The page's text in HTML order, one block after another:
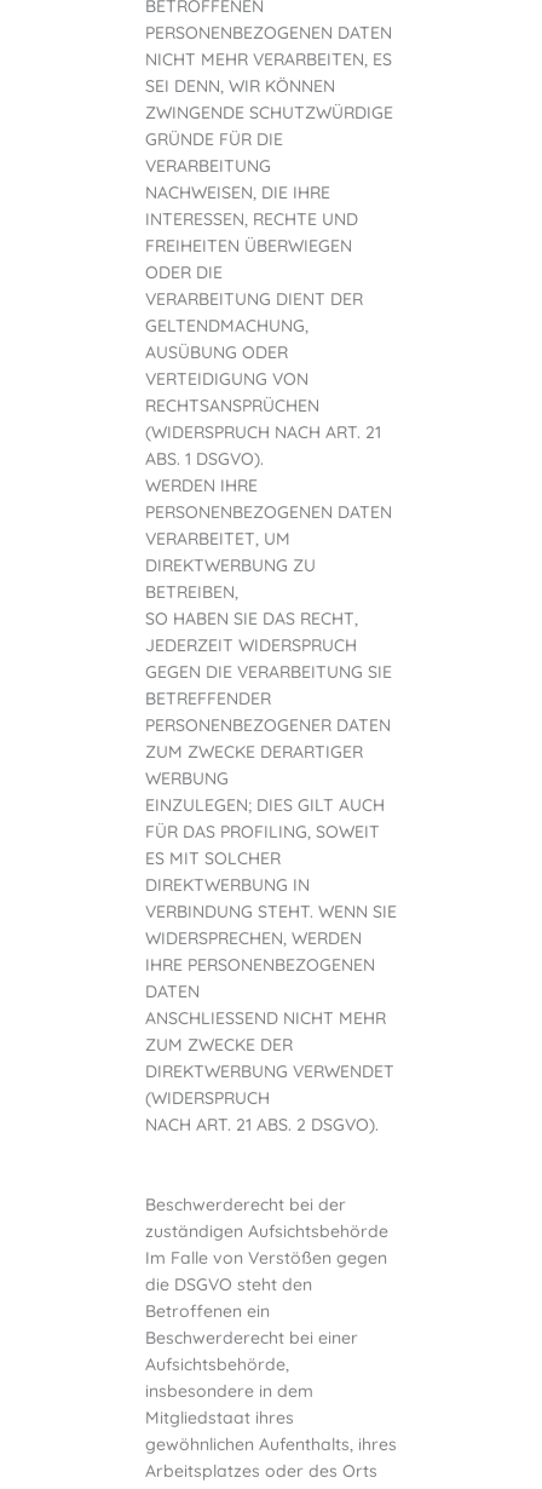
BETROFFENEN
PERSONENBEZOGENEN DATEN
NICHT MEHR VERARBEITEN, ES
SEI DENN, WIR KÖNNEN
ZWINGENDE SCHUTZWÜRDIGE
GRÜNDE FÜR DIE
VERARBEITUNG
NACHWEISEN, DIE IHRE
INTERESSEN, RECHTE UND
FREIHEITEN ÜBERWIEGEN
ODER DIE
VERARBEITUNG DIENT DER
GELTENDMACHUNG,
AUSÜBUNG ODER
VERTEIDIGUNG VON
RECHTSANSPRÜCHEN
(WIDERSPRUCH NACH ART. 21
ABS. 1 DSGVO).
WERDEN IHRE
PERSONENBEZOGENEN DATEN
VERARBEITET, UM
DIREKTWERBUNG ZU
BETREIBEN,
SO HABEN SIE DAS RECHT,
JEDERZEIT WIDERSPRUCH
GEGEN DIE VERARBEITUNG SIE
BETREFFENDER
PERSONENBEZOGENER DATEN
ZUM ZWECKE DERARTIGER
WERBUNG
EINZULEGEN; DIES GILT AUCH
FÜR DAS PROFILING, SOWEIT
ES MIT SOLCHER
DIREKTWERBUNG IN
VERBINDUNG STEHT. WENN SIE
WIDERSPRECHEN, WERDEN
IHRE PERSONENBEZOGENEN
DATEN
ANSCHLIESSEND NICHT MEHR
ZUM ZWECKE DER
DIREKTWERBUNG VERWENDET
(WIDERSPRUCH
NACH ART. 21 ABS. 2 DSGVO).
Beschwerderecht bei der
zuständigen Aufsichtsbehörde
Im Falle von Verstößen gegen
die DSGVO steht den
Betroffenen ein
Beschwerderecht bei einer
Aufsichtsbehörde,
insbesondere in dem
Mitgliedstaat ihres
gewöhnlichen Aufenthalts, ihres
Arbeitsplatzes oder des Orts